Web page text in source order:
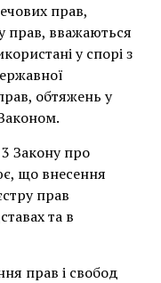
прав,
прав, вважаються
у спорі з
обтяжень у
Закону про
що внесення
прав
та в
прав і свобод